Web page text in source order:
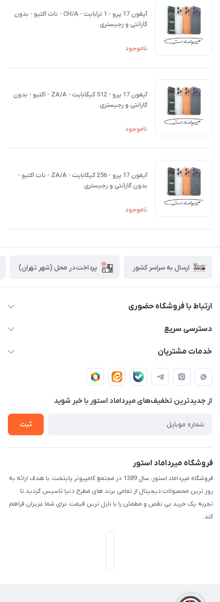
آیفون 17 پرو - 1 ترابایت - CH/A - نات اکتیو - بدون
گارانتی و رجیستری
ناموجود
آیفون 17 پرو - 512 گیگابایت - ZA/A - اکتیو - بدون
گارانتی و رجیستری
ناموجود
آیفون 17 پرو - 256 گیگابایت - ZA/A - نات اکتیو -
بدون گارانتی و رجیستری
ناموجود
ارسال به سراسر کشور پرداخت در محل (شهر تهران)
ارتباط با فروشگاه حضوری
02188874370 - 02188874371
پایتخت - طبقه اول - واحد 172
دسترسی سریع
صـفـحـه اصـلـی
دربـاره مـیـردامـاد اسـتـور
خدمات مشتریان
قـوانـیـن و مـقـررات
روش هـای پـرداخـت
تـیـکـت بـه پـشـتـیـبـانـی
از جدید‌ترین تخفیف‌های میرداماد استور با‌ خبر شوید
ثبت
فروشگاه میرداماد استور
فروشگاه میرداماد استور، سال 1389 در مجتمع کامپیوتر پایتخت، با هدف ارائه به
روز ترین محصولات دیجیتال از تمامی برند های مطرح دنیا تاسیس گردید تا
تجربه یک خرید بی نقص و مطمئن را با نازل ترین قیمت، برای شما عزیزان فراهم
کند.